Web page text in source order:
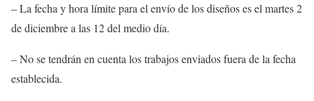
– La fecha y hora límite para el envío de los diseños es el martes 2
de diciembre a las 12 del medio día.
– No se tendrán en cuenta los trabajos enviados fuera de la fecha
establecida.